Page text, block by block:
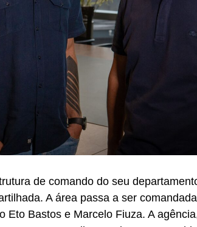
de comando do seu
A área passa a ser
Eto Bastos e Marcelo Fiuza. A